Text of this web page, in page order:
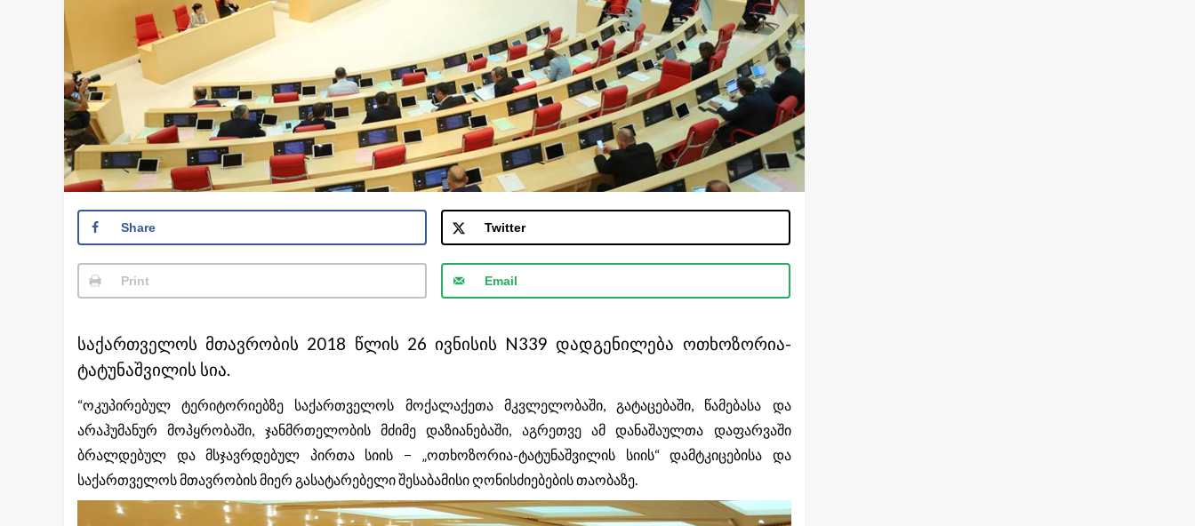
Share Twitter
Print Email
საქართველოს მთავრობის 2018 წლის 26 ივნისის N339 დადგენილება ოთხოზორია-
ტატუნაშვილის სია.
“ოკუპირებულ ტერიტორიებზე საქართველოს მოქალაქეთა მკვლელობაში, გატაცებაში, წამებასა და
არაჰუმანურ მოპყრობაში, ჯანმრთელობის მძიმე დაზიანებაში, აგრეთვე ამ დანაშაულთა დაფარვაში
ბრალდებულ და მსჯავრდებულ პირთა სიის − „ოთხოზორია-ტატუნაშვილის სიის“ დამტკიცებისა და
საქართველოს მთავრობის მიერ გასატარებელი შესაბამისი ღონისძიებების თაობაზე.